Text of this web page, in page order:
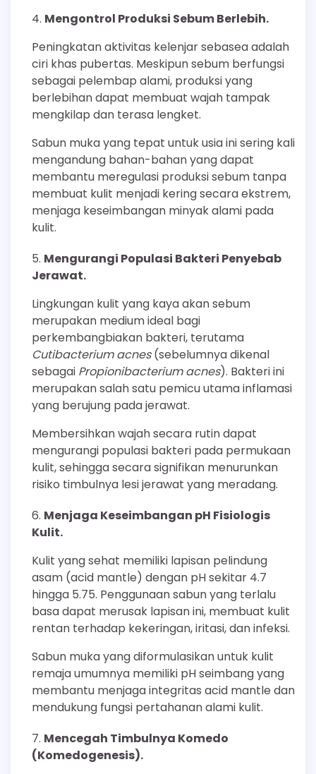
Mengontrol Produksi Sebum Berlebih.
Peningkatan aktivitas kelenjar sebasea adalah
ciri khas pubertas. Meskipun sebum berfungsi
sebagai pelembap alami, produksi yang
berlebihan dapat membuat wajah tampak
mengkilap dan terasa lengket.
Sabun muka yang tepat untuk usia ini sering kali
mengandung bahan-bahan yang dapat
membantu meregulasi produksi sebum tanpa
membuat kulit menjadi kering secara ekstrem,
menjaga keseimbangan minyak alami pada
kulit.
Mengurangi Populasi Bakteri Penyebab
Jerawat.
Lingkungan kulit yang kaya akan sebum
merupakan medium ideal bagi
perkembangbiakan bakteri, terutama
Cutibacterium acnes(sebelumnya dikenal
sebagai Propionibacterium acnes). Bakteri ini
merupakan salah satu pemicu utama inflamasi
yang berujung pada jerawat.
Membersihkan wajah secara rutin dapat
mengurangi populasi bakteri pada permukaan
kulit, sehingga secara signifikan menurunkan
risiko timbulnya lesi jerawat yang meradang.
Menjaga Keseimbangan pH Fisiologis
Kulit.
Kulit yang sehat memiliki lapisan pelindung
asam (acid mantle) dengan pH sekitar 4.7
hingga 5.75. Penggunaan sabun yang terlalu
basa dapat merusak lapisan ini, membuat kulit
rentan terhadap kekeringan, iritasi, dan infeksi.
Sabun muka yang diformulasikan untuk kulit
remaja umumnya memiliki pH seimbang yang
membantu menjaga integritas acid mantle dan
mendukung fungsi pertahanan alami kulit.
Mencegah Timbulnya Komedo
(Komedogenesis).